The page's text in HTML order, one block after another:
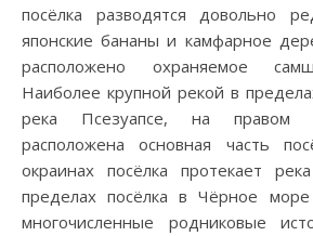
посёлка разводятся довольно
японские бананы и камфарное
расположено охраняемое
Наиболее крупной рекой в
река Псезуапсе, на правом
расположена основная часть
окраинах посёлка протекает
пределах посёлка в Чёрное
многочисленные родниковые